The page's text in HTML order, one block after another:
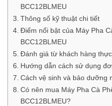
BCC12BLMEU
Thông số kỹ thuật chi tiết
Điểm nổi bật của Máy Pha
BCC12BLMEU
Đánh giá từ khách hàng
Hướng dẫn cách sử dụng
Cách vệ sinh và bảo dưỡng
Có nên mua Máy Pha Cà
BCC12BLMEU?